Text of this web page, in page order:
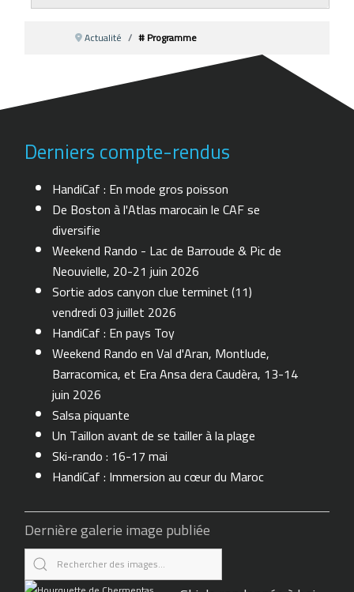
Actualité # Programme
Derniers compte-rendus
HandiCaf : En mode gros poisson
De Boston à l'Atlas marocain le CAF se
diversifie
Weekend Rando - Lac de Barroude & Pic de
Neouvielle, 20-21 juin 2026
Sortie ados canyon clue terminet (11)
vendredi 03 juillet 2026
HandiCaf : En pays Toy
Weekend Rando en Val d'Aran, Montlude,
Barracomica, et Era Ansa dera Caudèra, 13-14
juin 2026
Salsa piquante
Un Taillon avant de se tailler à la plage
Ski-rando : 16-17 mai
HandiCaf : Immersion au cœur du Maroc
Dernière galerie image publiée